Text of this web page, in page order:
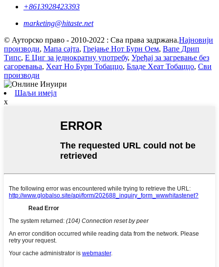
+8613928423393
marketing@hitaste.net
© Ауторско право - 2010-2022 : Сва права задржана.Најновији
производи, Мапа сајта, Грејање Нот Бурн Оем, Вапе Дрип
Типс, Е Циг за једнократну употребу, Уређај за загревање без
сагоревања, Хеат Но Бурн Тобаццо, Бладе Хеат Тобаццо, Сви
производи
Шаљи имејл
x